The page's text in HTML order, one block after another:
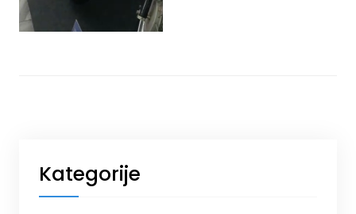
Kategorije